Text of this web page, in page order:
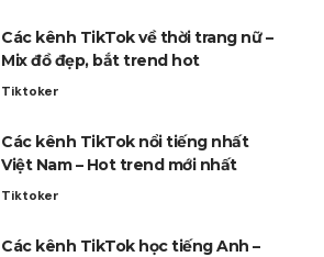
Các kênh TikTok về thời trang nữ –
Mix đồ đẹp, bắt trend hot
Tiktoker
Các kênh TikTok nổi tiếng nhất
Việt Nam – Hot trend mới nhất
Tiktoker
Các kênh TikTok học tiếng Anh –